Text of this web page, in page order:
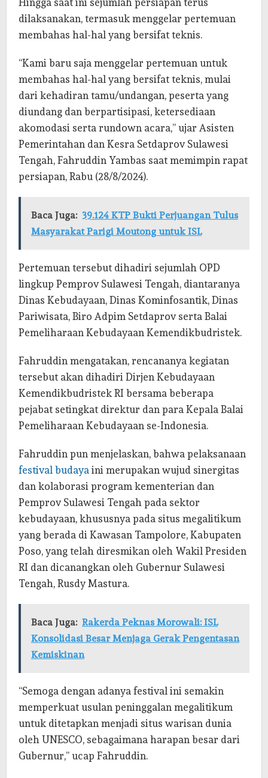
Hingga saat ini sejumlah persiapan terus
dilaksanakan, termasuk menggelar pertemuan
membahas hal-hal yang bersifat teknis.
“Kami baru saja menggelar pertemuan untuk
membahas hal-hal yang bersifat teknis, mulai
dari kehadiran tamu/undangan, peserta yang
diundang dan berpartisipasi, ketersediaan
akomodasi serta rundown acara,” ujar Asisten
Pemerintahan dan Kesra Setdaprov Sulawesi
Tengah, Fahruddin Yambas saat memimpin rapat
persiapan, Rabu (28/8/2024).
Baca Juga: 39.124 KTP Bukti Perjuangan Tulus
Masyarakat Parigi Moutong untuk ISL
Pertemuan tersebut dihadiri sejumlah OPD
lingkup Pemprov Sulawesi Tengah, diantaranya
Dinas Kebudayaan, Dinas Kominfosantik, Dinas
Pariwisata, Biro Adpim Setdaprov serta Balai
Pemeliharaan Kebudayaan Kemendikbudristek.
Fahruddin mengatakan, rencananya kegiatan
tersebut akan dihadiri Dirjen Kebudayaan
Kemendikbudristek RI bersama beberapa
pejabat setingkat direktur dan para Kepala Balai
Pemeliharaan Kebudayaan se-Indonesia.
Fahruddin pun menjelaskan, bahwa pelaksanaan
festival budaya ini merupakan wujud sinergitas
dan kolaborasi program kementerian dan
Pemprov Sulawesi Tengah pada sektor
kebudayaan, khususnya pada situs megalitikum
yang berada di Kawasan Tampolore, Kabupaten
Poso, yang telah diresmikan oleh Wakil Presiden
RI dan dicanangkan oleh Gubernur Sulawesi
Tengah, Rusdy Mastura.
Baca Juga: Rakerda Peknas Morowali: ISL
Konsolidasi Besar Menjaga Gerak Pengentasan
Kemiskinan
“Semoga dengan adanya festival ini semakin
memperkuat usulan peninggalan megalitikum
untuk ditetapkan menjadi situs warisan dunia
oleh UNESCO, sebagaimana harapan besar dari
Gubernur,” ucap Fahruddin.